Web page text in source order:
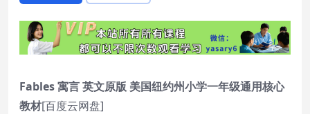
Fables 寓言 英文原版 美国纽约州小学一年级通用核心
教材[百度云网盘]